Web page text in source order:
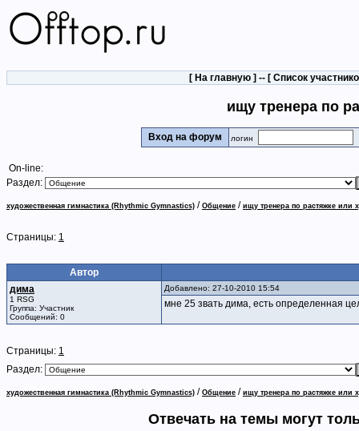
[ На главную ] -- [ Список
ищу тренера по
Вход на форум логин
On-line:
Раздел:
художественная гимнастика (Rhythmic Gymnastics) / Общение / ищу тренера по растяжке или
Страницы: 1
Автор
дима
1 RSG
Группа: Участник
Сообщений: 0
Добавлено: 27-10-2010 15:54
мне 25 звать дима, есть определенная
Страницы: 1
Раздел:
художественная гимнастика (Rhythmic Gymnastics) / Общение / ищу тренера по растяжке или
Отвечать на темы могут